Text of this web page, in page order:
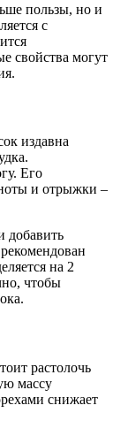
пользы, но и
с
свойства могут
издавна
Его
и отрыжки –
добавить
на 2
чтобы
растолочь
массу
снижает